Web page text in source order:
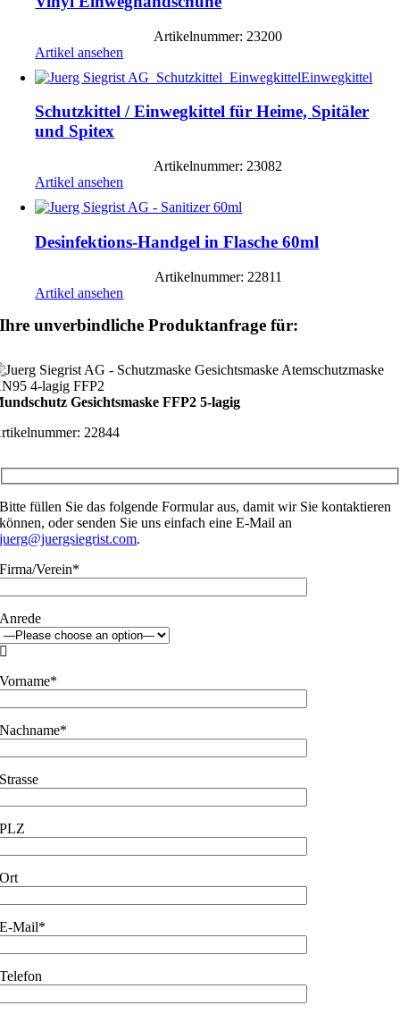
Artikelnummer: 23200
Artikel ansehen
Schutzkittel / Einwegkittel für Heime, Spitäler
und Spitex
Artikelnummer: 23082
Artikel ansehen
Desinfektions-Handgel in Flasche 60ml
Artikelnummer: 22811
Artikel ansehen
Ihre unverbindliche Produktanfrage für:
Gesichtsmaske FFP2 5-lagig
22844
Bitte füllen Sie das folgende Formular aus, damit wir Sie kontaktieren
können, oder senden Sie uns einfach eine E-Mail an
juerg@juergsiegrist.com.
Firma/Verein*
Anrede

Vorname*
Nachname*
Strasse
PLZ
Ort
E-Mail*
Telefon